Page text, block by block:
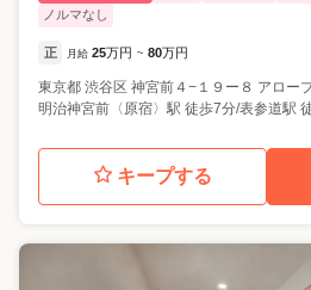
ノルマなし
正 月給 25万円 ~ 80万円
東京都 渋谷区 神宮前４−１９ー８ アロー
明治神宮前〈原宿〉駅 徒歩7分/表参道駅
キープする